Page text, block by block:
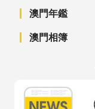
澳門年鑑
澳門相簿